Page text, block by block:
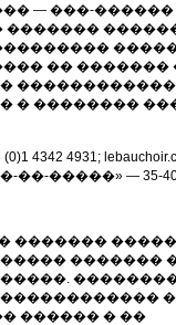
— ���-
�������
�� �������
� ��������
(0)1 4342 4931;
��-�����» — 35-
�������
�������
������ � ��